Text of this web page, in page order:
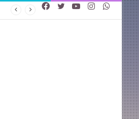
Instagram
YouTube
Twitter
Facebook